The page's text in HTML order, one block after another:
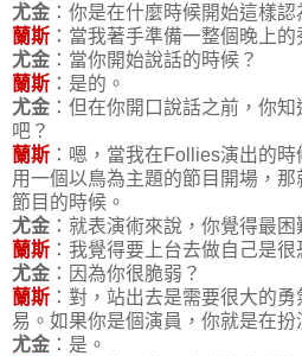
尤金 ：你是在什麼時候開始這樣認
蘭斯 ：當我著手準備一整個晚上的
尤金 ：當你開始說話的時候？
蘭斯 ：是的。
尤金 ：但在你開口說話之前，你
吧？
蘭斯 ：嗯，當我在Follies演出的
用一個以鳥為主題的節目開場，
節目的時候。
尤金 ：就表演術來說，你覺得最困
蘭斯 ：我覺得要上台去做自己是很
尤金 ：因為你很脆弱？
蘭斯 ：對，站出去是需要很大的
易。如果你是個演員，你就是在扮
尤金 ：是。